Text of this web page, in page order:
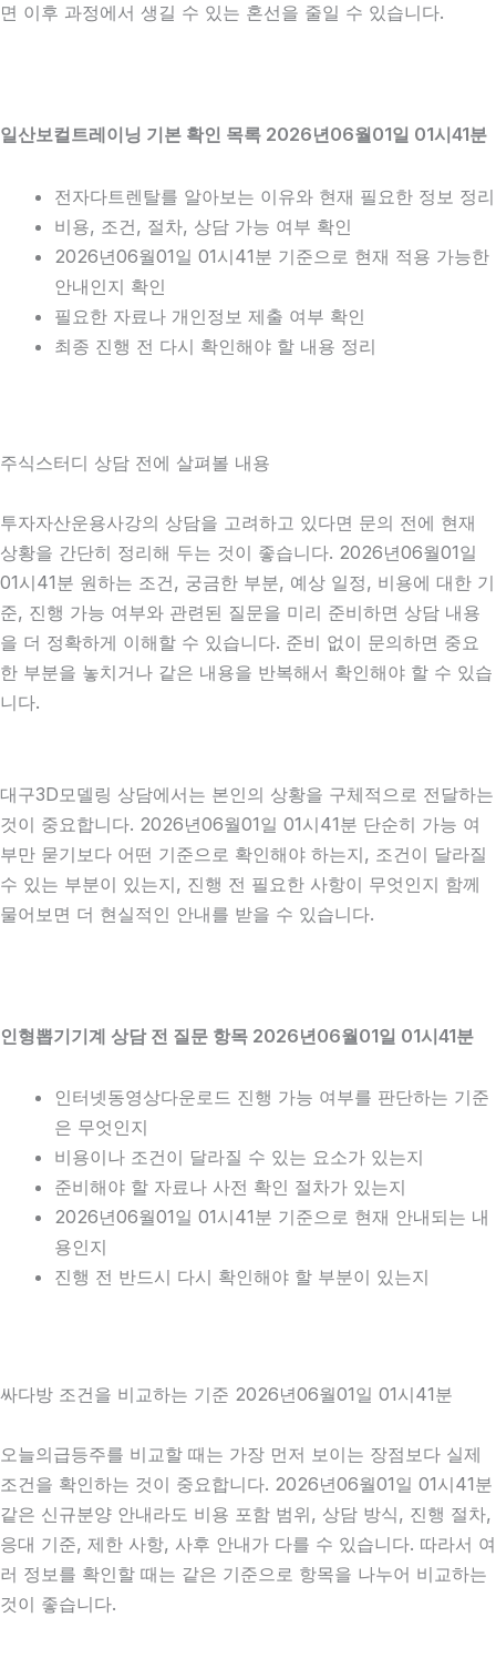
면 이후 과정에서 생길 수 있는 혼선을 줄일 수 있습니다.
일산보컬트레이닝 기본 확인 목록 2026년06월01일 01시41분
전자다트렌탈를 알아보는 이유와 현재 필요한 정보 정리
비용, 조건, 절차, 상담 가능 여부 확인
2026년06월01일 01시41분 기준으로 현재 적용 가능한
안내인지 확인
필요한 자료나 개인정보 제출 여부 확인
최종 진행 전 다시 확인해야 할 내용 정리
주식스터디 상담 전에 살펴볼 내용
투자자산운용사강의 상담을 고려하고 있다면 문의 전에 현재
상황을 간단히 정리해 두는 것이 좋습니다. 2026년06월01일
01시41분 원하는 조건, 궁금한 부분, 예상 일정, 비용에 대한 기
준, 진행 가능 여부와 관련된 질문을 미리 준비하면 상담 내용
을 더 정확하게 이해할 수 있습니다. 준비 없이 문의하면 중요
한 부분을 놓치거나 같은 내용을 반복해서 확인해야 할 수 있습
니다.
대구3D모델링 상담에서는 본인의 상황을 구체적으로 전달하는
것이 중요합니다. 2026년06월01일 01시41분 단순히 가능 여
부만 묻기보다 어떤 기준으로 확인해야 하는지, 조건이 달라질
수 있는 부분이 있는지, 진행 전 필요한 사항이 무엇인지 함께
물어보면 더 현실적인 안내를 받을 수 있습니다.
인형뽑기기계 상담 전 질문 항목 2026년06월01일 01시41분
인터넷동영상다운로드 진행 가능 여부를 판단하는 기준
은 무엇인지
비용이나 조건이 달라질 수 있는 요소가 있는지
준비해야 할 자료나 사전 확인 절차가 있는지
2026년06월01일 01시41분 기준으로 현재 안내되는 내
용인지
진행 전 반드시 다시 확인해야 할 부분이 있는지
싸다방 조건을 비교하는 기준 2026년06월01일 01시41분
오늘의급등주를 비교할 때는 가장 먼저 보이는 장점보다 실제
조건을 확인하는 것이 중요합니다. 2026년06월01일 01시41분
같은 신규분양 안내라도 비용 포함 범위, 상담 방식, 진행 절차,
응대 기준, 제한 사항, 사후 안내가 다를 수 있습니다. 따라서 여
러 정보를 확인할 때는 같은 기준으로 항목을 나누어 비교하는
것이 좋습니다.